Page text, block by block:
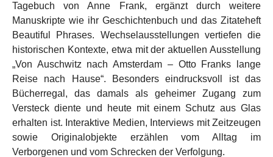
Tagebuch von Anne Frank, ergänzt durch weitere
Manuskripte wie ihr Geschichtenbuch und das Zitateheft
Beautiful Phrases. Wechselausstellungen vertiefen die
historischen Kontexte, etwa mit der aktuellen Ausstellung
„Von Auschwitz nach Amsterdam – Otto Franks lange
Reise nach Hause“. Besonders eindrucksvoll ist das
Bücherregal, das damals als geheimer Zugang zum
Versteck diente und heute mit einem Schutz aus Glas
erhalten ist. Interaktive Medien, Interviews mit Zeitzeugen
sowie Originalobjekte erzählen vom Alltag im
Verborgenen und vom Schrecken der Verfolgung.